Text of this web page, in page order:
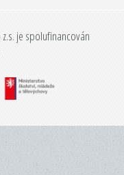
je spolufinancován